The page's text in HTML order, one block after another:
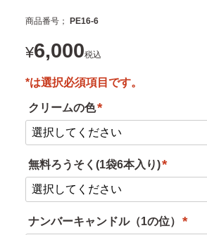
商品番号 PE16-6
¥6,000税込
クリームの色
(
必
須
)
無料ろうそく(1袋6本入り)
必
須
ナンバーキャンドル（1の位）